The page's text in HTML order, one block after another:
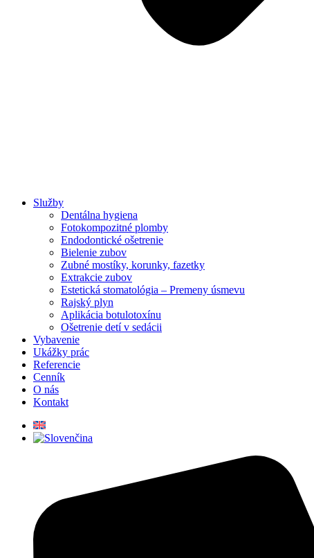
Služby
Dentálna hygiena
Fotokompozitné plomby
Endodontické ošetrenie
Bielenie zubov
Zubné mostíky, korunky, fazetky
Extrakcie zubov
Estetická stomatológia – Premeny úsmevu
Rajský plyn
Aplikácia botulotoxínu
Ošetrenie detí v sedácii
Vybavenie
Ukážky prác
Referencie
Cenník
O nás
Kontakt